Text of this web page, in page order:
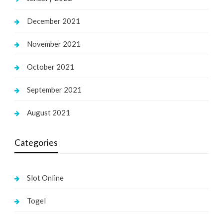
December 2021
November 2021
October 2021
September 2021
August 2021
Categories
Slot Online
Togel